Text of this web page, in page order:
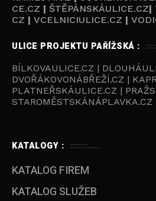
CE.CZ | ŠTĚPÁNSKÁULICE.CZ|
CZ | VCELNICIULICE.CZ |
ULICE PROJEKTU PAŘÍŽSKÁ :
BÍLKOVAULICE.CZ |
DVOŘÁKOVONÁBŘEŽÍ.CZ |
PLATNEŘSKÁULICE.CZ |
STAROMĚSTSKÁNÁPLAVKA.CZ
KATALOGY :
KATALOG FIREM
KATALOG SLUŽEB